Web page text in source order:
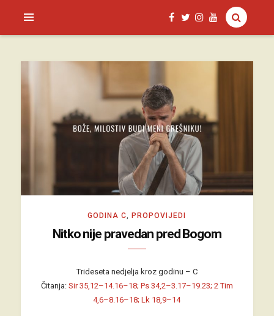
SAGUD.XYZ
GODINA C ,PROPOVIJEDI
Nitko nije pravedan pred Bogom
Trideseta nedjelja kroz godinu – C
Čitanja: Sir 35,12–14.16–18; Ps 34,2–3.17–19.23; 2 Tim
4,6–8.16–18; Lk 18,9–14